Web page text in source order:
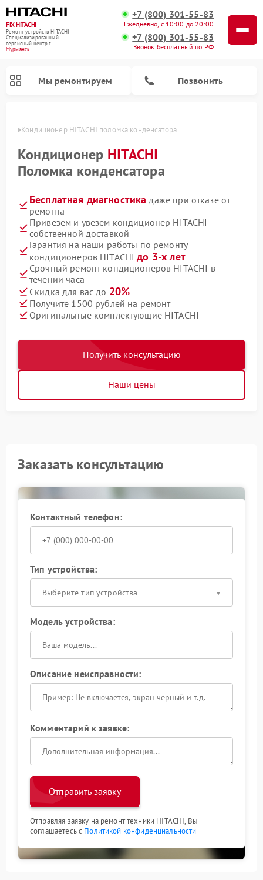
FIX-HITACHI
Ремонт устройств HITACHI
Специализированный
cервисный центр г.
Мурманск
+7 (800) 301-55-83
Ежедневно, с 10:00 до 20:00
+7 (800) 301-55-83
Звонок бесплатный по РФ
Мы ремонтируем Позвонить
Кондиционер HITACHI поломка конденсатора
Кондиционер HITACHI
Поломка конденсатора
Бесплатная диагностика даже при отказе от
ремонта
Привезем и увезем кондиционер HITACHI
собственной доставкой
Гарантия на наши работы по ремонту
кондиционеров HITACHIдо 3-х лет
Срочный ремонт кондиционеров HITACHI в
течении часа
Скидка для вас до 20%
Получите 1500 рублей на ремонт
Оригинальные комплектующие HITACHI
Получить консультацию
Наши цены
Заказать консультацию
Контактный телефон:
Тип устройства:
Выберите тип устройства
Модель устройства:
Описание неисправности:
Комментарий к заявке:
Отправить заявку
Отправляя заявку на ремонт техники HITACHI, Вы
соглашаетесь с Политикой конфиденциальности